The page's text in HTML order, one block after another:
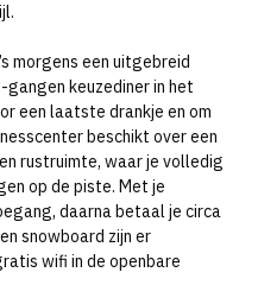
morgens een uitgebreid
keuzediner in het
een laatste drankje en om
beschikt over een
rustruimte, waar je volledig
op de piste. Met je
daarna betaal je circa
snowboard zijn er
wifi in de openbare